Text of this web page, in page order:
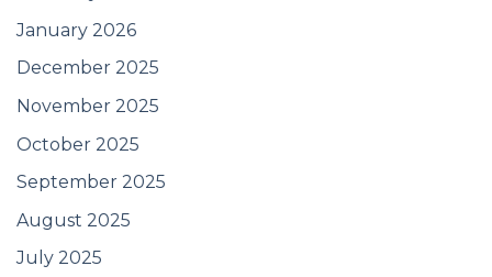
January 2026
December 2025
November 2025
October 2025
September 2025
August 2025
July 2025